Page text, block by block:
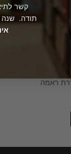
קשר
תודה. שנה
סי. קלארק
ראמה